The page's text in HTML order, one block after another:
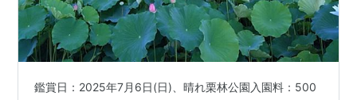
鑑賞日：2025年7月6日(日)、晴れ栗林公園入園料：500